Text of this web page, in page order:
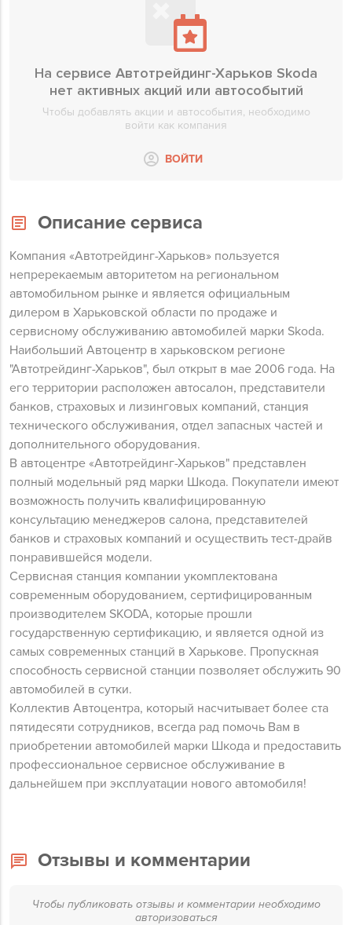
На сервисе Автотрейдинг-Харьков Skoda
нет активных акций или автособытий
Чтобы добавлять акции и автособытия, необходимо
войти как компания
ВОЙТИ
Описание сервиса
Компания «Автотрейдинг-Харьков» пользуется
непререкаемым авторитетом на региональном
автомобильном рынке и является официальным
дилером в Харьковской области по продаже и
сервисному обслуживанию автомобилей марки Skoda.
Наибольший Автоцентр в харьковском регионе
"Автотрейдинг-Харьков", был открыт в мае 2006 года. На
его территории расположен автосалон, представители
банков, страховых и лизинговых компаний, станция
технического обслуживания, отдел запасных частей и
дополнительного оборудования.
В автоцентре «Автотрейдинг-Харьков" представлен
полный модельный ряд марки Шкода. Покупатели имеют
возможность получить квалифицированную
консультацию менеджеров салона, представителей
банков и страховых компаний и осуществить тест-драйв
понравившейся модели.
Сервисная станция компании укомплектована
современным оборудованием, сертифицированным
производителем SKODA, которые прошли
государственную сертификацию, и является одной из
самых современных станций в Харькове. Пропускная
способность сервисной станции позволяет обслужить 90
автомобилей в сутки.
Коллектив Автоцентра, который насчитывает более ста
пятидесяти сотрудников, всегда рад помочь Вам в
приобретении автомобилей марки Шкода и предоставить
профессиональное сервисное обслуживание в
дальнейшем при эксплуатации нового автомобиля!
Отзывы и комментарии
Чтобы публиковать отзывы и комментарии необходимо
авторизоваться